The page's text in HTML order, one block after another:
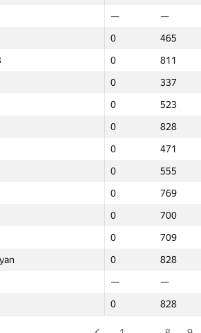
—
—
0
465
0
811
0
337
0
523
0
828
0
471
0
555
0
769
0
700
0
709
0
828
—
—
0 828
—
—
0
465
0
811
0
337
0
523
0
828
0
471
0
555
0
769
0
700
0
709
0
828
—
—
0 828